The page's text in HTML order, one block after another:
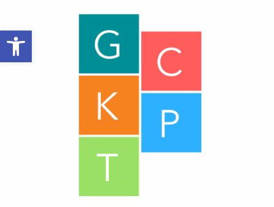
Open toolbar